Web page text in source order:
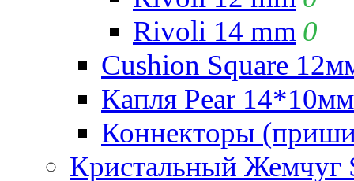
Rivoli 14 mm 0
Cushion Square
Капля Pear
Коннекторы
Кристальный Жемчуг